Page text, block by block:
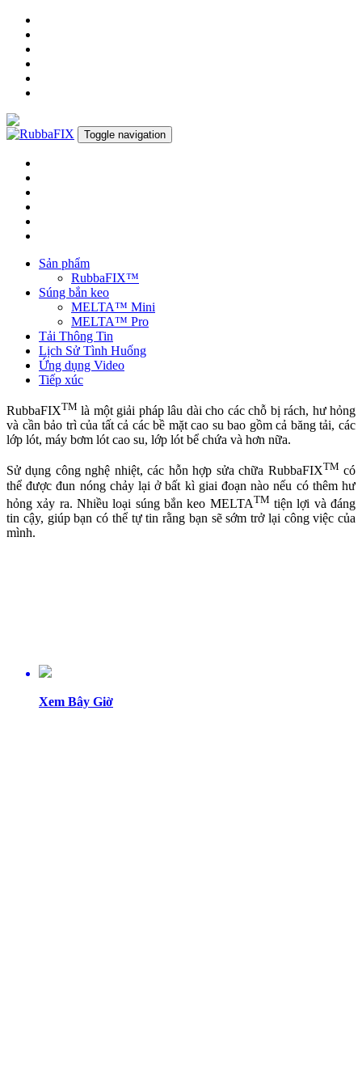
Toggle navigation
Sản phẩm
RubbaFIX™
Súng bắn keo
MELTA™ Mini
MELTA™ Pro
Tải Thông Tin
Lịch Sử Tình Huống
Ứng dụng Video
Tiếp xúc
RubbaFIXTM là một giải pháp lâu dài cho các chỗ bị rách, hư hỏng
và cần bảo trì của tất cả các bề mặt cao su bao gồm cả băng tải, các
lớp lót, máy bơm lót cao su, lớp lót bể chứa và hơn nữa.
Sử dụng công nghệ nhiệt, các hỗn hợp sửa chữa RubbaFIXTM có
thể được đun nóng chảy lại ở bất kì giai đoạn nào nếu có thêm hư
hỏng xảy ra. Nhiều loại súng bắn keo MELTATM tiện lợi và đáng
tin cậy, giúp bạn có thể tự tin rằng bạn sẽ sớm trở lại công việc của
mình.
Xem Bây Giờ